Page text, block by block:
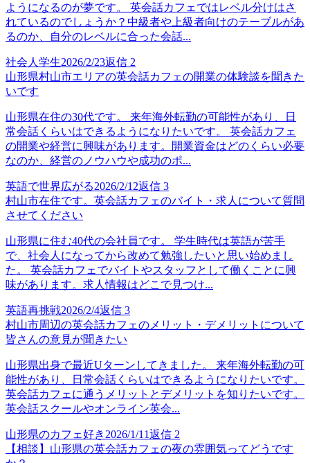
ようになるのが夢です。 英会話カフェではレベル分けはさ
れているのでしょうか？中級者や上級者向けのテーブルがあ
るのか、自分のレベルに合った会話...
社会人学生2026/2/23返信 2
山形県村山市エリアの英会話カフェの開業の体験談を聞きた
いです
山形県在住の30代です。 来年海外転勤の可能性があり、日
常会話くらいはできるようになりたいです。 英会話カフェ
の開業や経営に興味があります。開業資金はどのくらい必要
なのか、経営のノウハウや成功のポ...
英語で世界広がる2026/2/12返信 3
村山市在住です。英会話カフェのバイト・求人について質問
させてください
山形県に住む40代の会社員です。 学生時代は英語が苦手
で、社会人になってから改めて勉強したいと思い始めまし
た。 英会話カフェでバイトやスタッフとして働くことに興
味があります。求人情報はどこで見つけ...
英語再挑戦2026/2/4返信 3
村山市周辺の英会話カフェのメリット・デメリットについて
皆さんの意見が聞きたい
山形県出身で最近Uターンしてきました。 来年海外転勤の可
能性があり、日常会話くらいはできるようになりたいです。
英会話カフェに通うメリットとデメリットを知りたいです。
英会話スクールやオンライン英会...
山形県のカフェ好き 2026/1/11返信 2
【相談】山形県の英会話カフェの夜の雰囲気ってどうです